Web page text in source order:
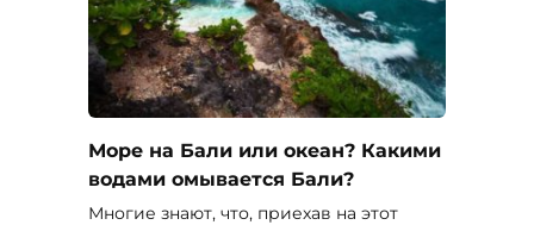
Море на Бали или океан? Какими
водами омывается Бали?
Многие знают, что, приехав на этот